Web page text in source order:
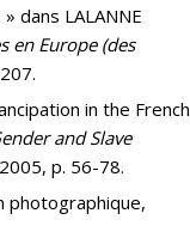
dans LALANNE
en Europe (des
in the French
and Slave
p. 56-78.
photographique,